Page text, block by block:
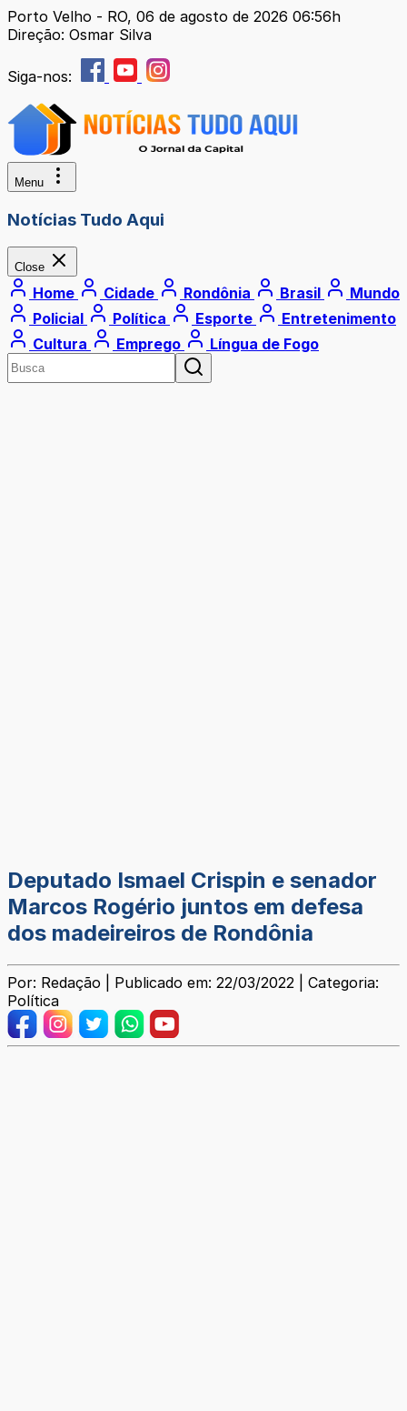
Porto Velho - RO, 06 de agosto de 2026 06:56h
Direção: Osmar Silva
Siga-nos:
Menu
Notícias Tudo Aqui
Close
Home Cidade Rondônia Brasil
Mundo
Policial
Política Esporte
Entretenimento
Cultura
Emprego Língua de Fogo
Deputado Ismael Crispin e senador
Marcos Rogério juntos em defesa
dos madeireiros de Rondônia
Por: Redação | Publicado em: 22/03/2022 | Categoria:
Política